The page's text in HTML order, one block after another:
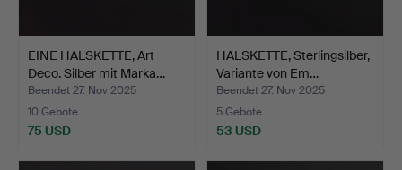
EINE HALSKETTE, Art
Deco. Silber mit Marka…
Beendet 27. Nov 2025
10 Gebote
75 USD
HALSKETTE, Sterlingsilber,
Variante von Em…
Beendet 27. Nov 2025
5 Gebote
53 USD